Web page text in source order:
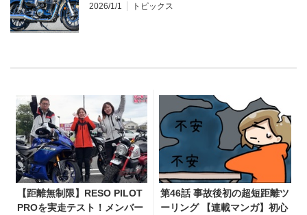
2026/1/1 トピックス
【距離無制限】RESO PILOT
PROを実走テスト！メンバー
第46話 事故後初の超短距離ツ
ーリング 【連載マンガ】初心